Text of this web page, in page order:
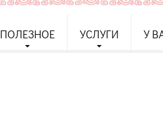
ПОЛЕЗНОЕ УСЛУГИ У